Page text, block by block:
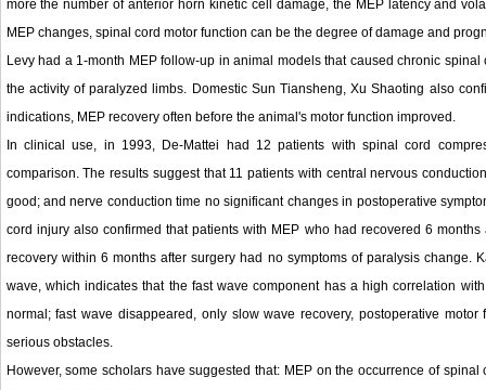
more the number of anterior horn kinetic cell damage, the MEP latency and
MEP changes, spinal cord motor function can be the degree of damage and
Levy had a 1-month MEP follow-up in animal models that caused chronic
the activity of paralyzed limbs. Domestic Sun Tiansheng, Xu Shaoting also
indications, MEP recovery often before the animal's motor function improved.
In clinical use, in 1993, De-Mattei had 12 patients with spinal cord
comparison. The results suggest that 11 patients with central nervous
good; and nerve conduction time no significant changes in postoperative
cord injury also confirmed that patients with MEP who had recovered 6
recovery within 6 months after surgery had no symptoms of paralysis
wave, which indicates that the fast wave component has a high correlation
normal; fast wave disappeared, only slow wave recovery, postoperative
serious obstacles.
However, some scholars have suggested that: MEP on the occurrence of